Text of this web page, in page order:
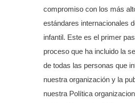
compromiso con los más
estándares internacionales
infantil. Este es el primer
proceso que ha incluido la
de todas las personas que
nuestra organización y la
nuestra Política